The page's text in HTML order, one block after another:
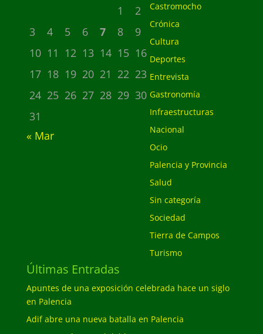
1
2
3
4 5 6 7 8
9
10 11 12 13 14 15 16
17 18 19 20 21 22 23
24 25 26 27 28 29 30
31
« Mar
Castromocho
Crónica
Cultura
Deportes
Entrevista
Gastronomía
Infraestructuras
Nacional
Ocio
Palencia y Provincia
Salud
Sin categoría
Sociedad
Tierra de Campos
Turismo
Últimas Entradas
Apuntes de una exposición celebrada hace un siglo
en Palencia
Adif abre una nueva batalla en Palencia